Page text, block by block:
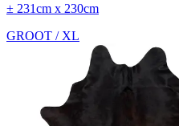
± 231cm x 230cm
GROOT / XL